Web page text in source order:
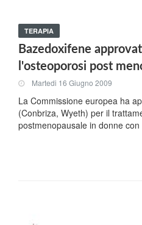
TERAPIA
Bazedoxifene
l'osteoporosi post
Martedi 16 Giugno 2009
La Commissione europea ha
(Conbriza, Wyeth) per il
postmenopausale in donne